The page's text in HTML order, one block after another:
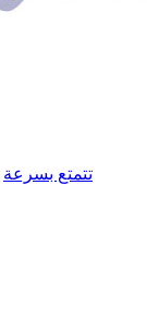
تتمتع بسرعة